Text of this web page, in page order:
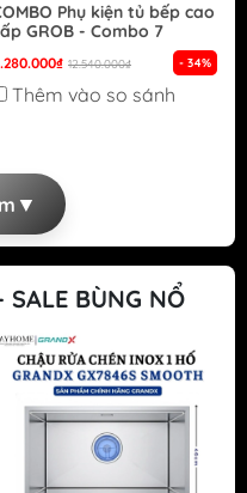
Phụ kiện tủ bếp cao
GROB - Combo 7
12.540.000₫ - 34%
Thêm vào so sánh
▼
SALE BÙNG NỔ